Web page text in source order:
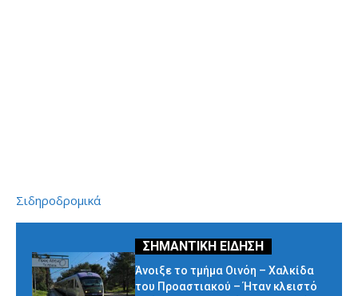
Σιδηροδρομικά
Άνοιξε το τμήμα Οινόη – Χαλκίδα
του Προαστιακού – Ήταν κλειστό